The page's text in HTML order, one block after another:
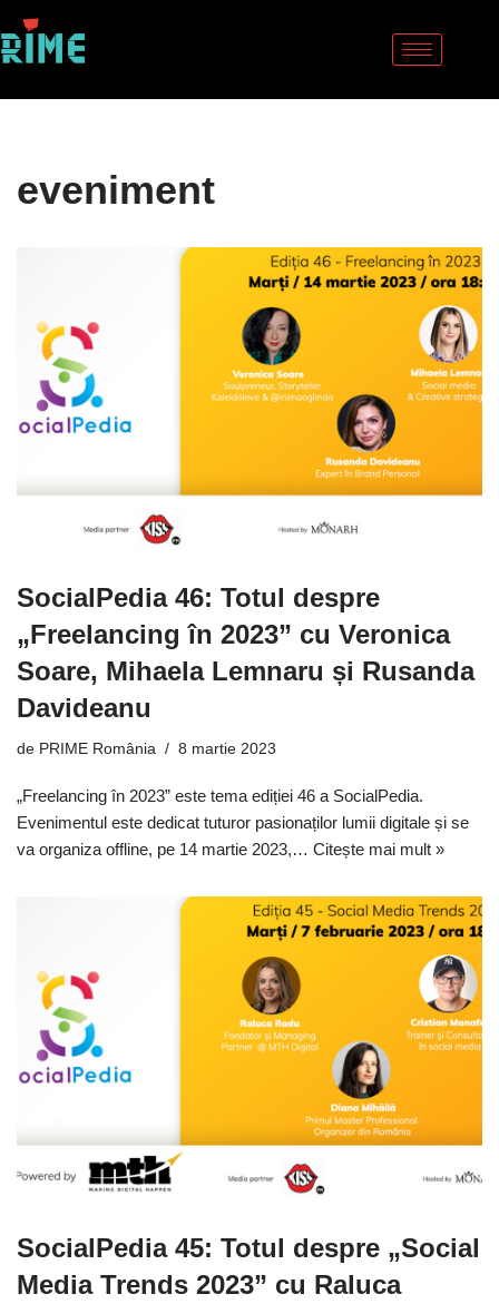
Sari
eveniment
SocialPedia 46: Totul despre
„Freelancing în 2023” cu Veronica
Soare, Mihaela Lemnaru și Rusanda
Davideanu
de PRIME România 8 martie 2023
„Freelancing în 2023” este tema ediției 46 a SocialPedia.
Evenimentul este dedicat tuturor pasionaților lumii digitale și se
va organiza offline, pe 14 martie 2023,… Citește mai mult »
SocialPedia 45: Totul despre „Social
Media Trends 2023” cu Raluca